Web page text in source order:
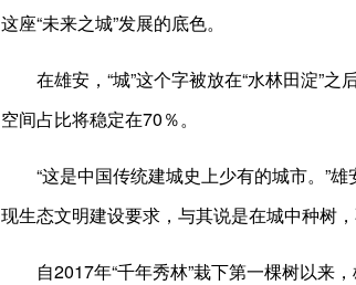
这座“未来之城”发展的底色。
在雄安，“城”这个字被放在“水林田淀”
空间占比将稳定在70％。
“这是中国传统建城史上少有的城市。”
现生态文明建设要求，与其说是在城中种树
自2017年“千年秀林”栽下第一棵树以来